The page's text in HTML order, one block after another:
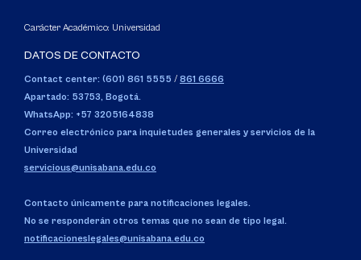
Carácter Académico: Universidad
DATOS DE CONTACTO
Contact center: (601) 861 5555 / 861 6666
Apartado: 53753, Bogotá.
WhatsApp: +57 3205164838
Correo electrónico para inquietudes generales y servicios de la
Universidad
servicious@unisabana.edu.co
Contacto únicamente para notificaciones legales.
No se responderán otros temas que no sean de tipo legal.
notificacioneslegales@unisabana.edu.co